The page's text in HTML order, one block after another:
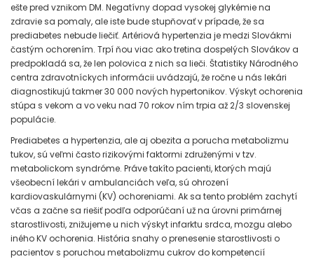
ešte pred vznikom DM. Negatívny dopad vysokej glykémie na
zdravie sa pomaly, ale iste bude stupňovať v prípade, že sa
prediabetes nebude liečiť. Artériová hypertenzia je medzi Slovákmi
častým ochorením. Trpí ňou viac ako tretina dospelých Slovákov a
predpokladá sa, že len polovica z nich sa lieči. Štatistiky Národného
centra zdravotníckych informácii uvádzajú, že ročne u nás lekári
diagnostikujú takmer 30 000 nových hypertonikov. Výskyt ochorenia
stúpa s vekom a vo veku nad 70 rokov ním trpia až 2/3 slovenskej
populácie.
Prediabetes a hypertenzia, ale aj obezita a porucha metabolizmu
tukov, sú veľmi často rizikovými faktormi združenými v tzv.
metabolickom syndróme. Práve takíto pacienti, ktorých majú
všeobecní lekári v ambulanciách veľa, sú ohrození
kardiovaskulárnymi (KV) ochoreniami. Ak sa tento problém zachytí
včas a začne sa riešiť podľa odporúčaní už na úrovni primárnej
starostlivosti, znižujeme u nich výskyt infarktu srdca, mozgu alebo
iného KV ochorenia. História snahy o prenesenie starostlivosti o
pacientov s poruchou metabolizmu cukrov do kompetencií